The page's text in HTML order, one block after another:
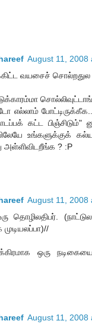
August 11, 2008
வயசைச் சொல்றதுல
எல்லாம்
கட்ட பிஞ்சிடும்"
உங்களுக்குக்
அள்ளிவிடறீங்க ? :P
August 11, 2008
தொழிலதிபர்.
ஒரு
August 11, 2008